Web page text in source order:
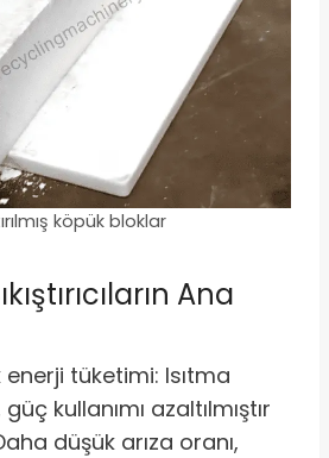
köpük bloklar
Ana
tüketimi: Isıtma
kullanımı azaltılmıştır
düşük arıza oranı,